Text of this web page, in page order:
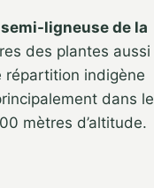
ligneuse de la
des plantes aussi
répartition indigène
dans le
mètres d’altitude.